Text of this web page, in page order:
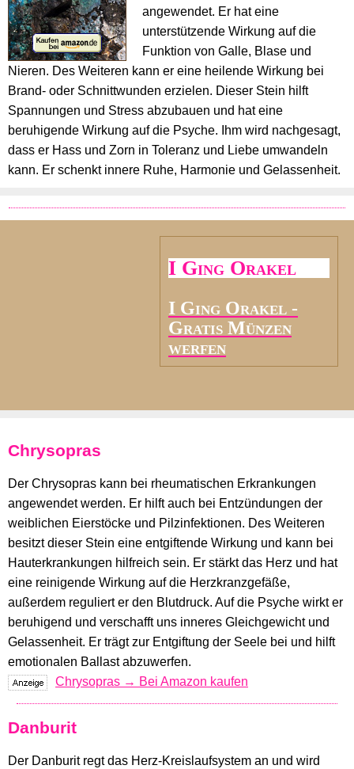
angewendet. Er hat eine
unterstützende Wirkung auf die
Funktion von Galle, Blase und
Nieren. Des Weiteren kann er eine heilende Wirkung bei
Brand- oder Schnittwunden erzielen. Dieser Stein hilft
Spannungen und Stress abzubauen und hat eine
beruhigende Wirkung auf die Psyche. Ihm wird nachgesagt,
dass er Hass und Zorn in Toleranz und Liebe umwandeln
kann. Er schenkt innere Ruhe, Harmonie und Gelassenheit.
I Ging Orakel
I Ging Orakel -
Gratis Münzen
werfen
Chrysopras
Der Chrysopras kann bei rheumatischen Erkrankungen
angewendet werden. Er hilft auch bei Entzündungen der
weiblichen Eierstöcke und Pilzinfektionen. Des Weiteren
besitzt dieser Stein eine entgiftende Wirkung und kann bei
Hauterkrankungen hilfreich sein. Er stärkt das Herz und hat
eine reinigende Wirkung auf die Herzkranzgefäße,
außerdem reguliert er den Blutdruck. Auf die Psyche wirkt er
beruhigend und verschafft uns inneres Gleichgewicht und
Gelassenheit. Er trägt zur Entgiftung der Seele bei und hilft
emotionalen Ballast abzuwerfen.
Chrysopras → Bei Amazon kaufen
Danburit
Der Danburit regt das Herz-Kreislaufsystem an und wird